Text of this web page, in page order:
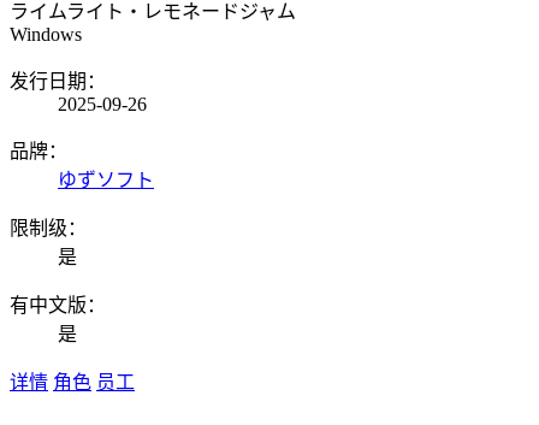
ライムライト・レモネードジャム
Windows
发行日期：
2025-09-26
品牌：
ゆずソフト
限制级：
是
有中文版：
是
详情 角色 员工